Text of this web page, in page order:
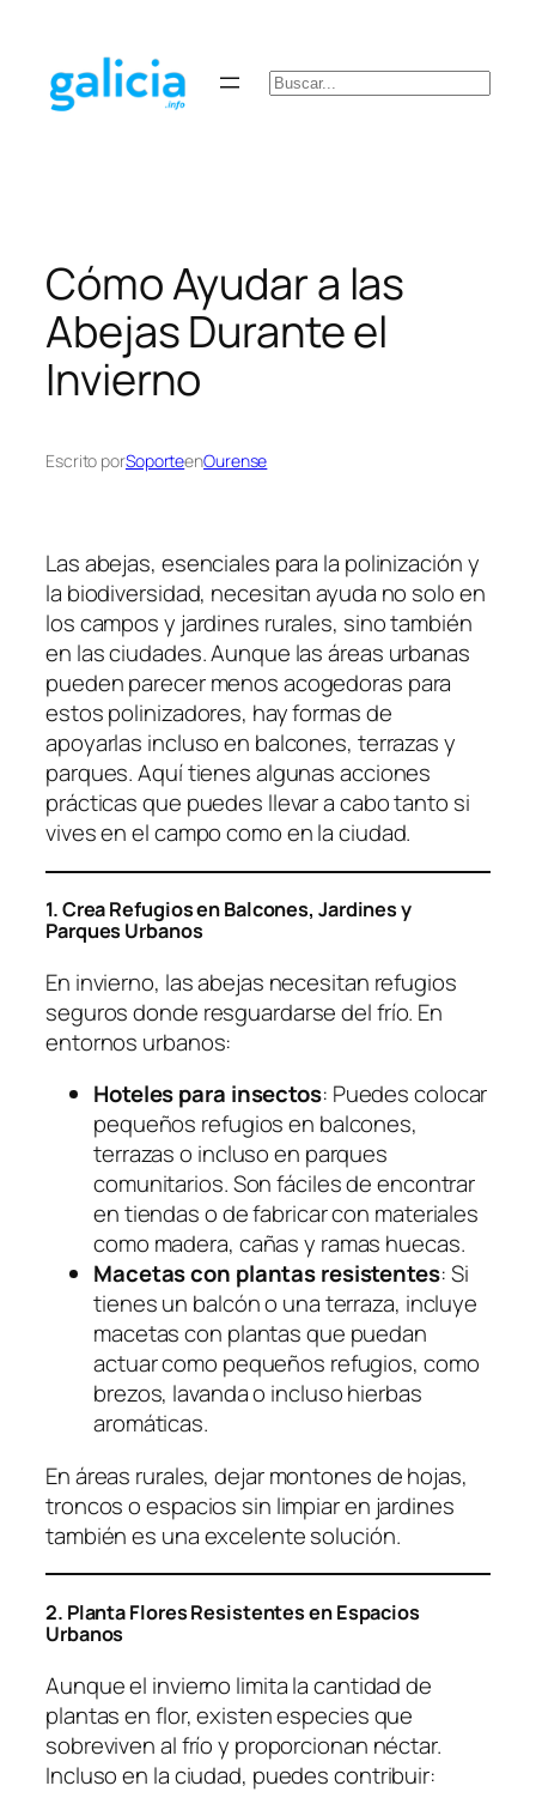
contenido
Buscar
Cómo Ayudar a las
Abejas Durante el
Invierno
Escrito porSoporteenOurense
Las abejas, esenciales para la polinización y
la biodiversidad, necesitan ayuda no solo en
los campos y jardines rurales, sino también
en las ciudades. Aunque las áreas urbanas
pueden parecer menos acogedoras para
estos polinizadores, hay formas de
apoyarlas incluso en balcones, terrazas y
parques. Aquí tienes algunas acciones
prácticas que puedes llevar a cabo tanto si
vives en el campo como en la ciudad.
1. Crea Refugios en Balcones, Jardines y
Parques Urbanos
En invierno, las abejas necesitan refugios
seguros donde resguardarse del frío. En
entornos urbanos:
Hoteles para insectos: Puedes colocar
pequeños refugios en balcones,
terrazas o incluso en parques
comunitarios. Son fáciles de encontrar
en tiendas o de fabricar con materiales
como madera, cañas y ramas huecas.
Macetas con plantas resistentes: Si
tienes un balcón o una terraza, incluye
macetas con plantas que puedan
actuar como pequeños refugios, como
brezos, lavanda o incluso hierbas
aromáticas.
En áreas rurales, dejar montones de hojas,
troncos o espacios sin limpiar en jardines
también es una excelente solución.
2. Planta Flores Resistentes en Espacios
Urbanos
Aunque el invierno limita la cantidad de
plantas en flor, existen especies que
sobreviven al frío y proporcionan néctar.
Incluso en la ciudad, puedes contribuir: